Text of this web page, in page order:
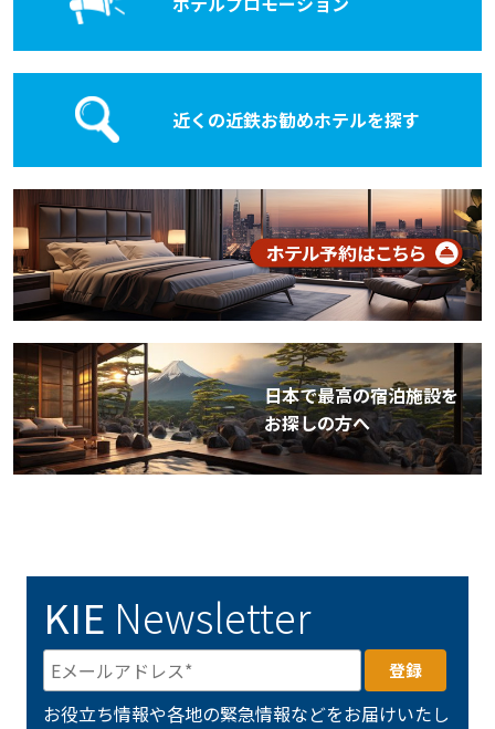
近くの近鉄お勧めホテルを探す
日本で最高の宿泊施設を
お探しの方へ
KIE Newsletter
お役立ち情報や各地の緊急情報などをお届けいたし